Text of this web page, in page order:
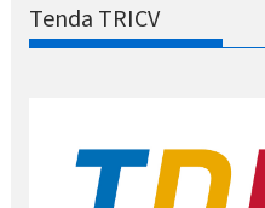
Tenda TRICV